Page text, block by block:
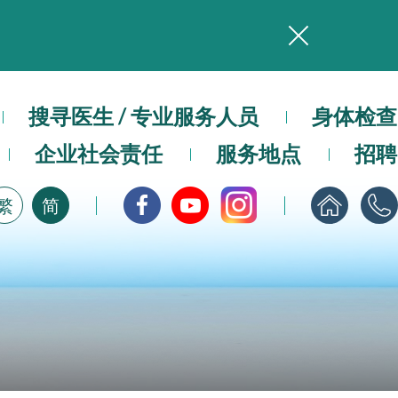
本院在暴雨或台风警告信号 (包括黑色暴雨及8号或以上热带气旋警告信号) 下，仍会维持有限度服务。如有查询，可致电2711 5222。
请即下载
搜寻医生 / 专业服务人员
身体检查
企业社会责任
服务地点 招聘
简